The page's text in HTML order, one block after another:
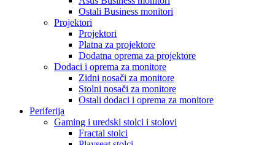
Ostali Business monitori
Projektori
Projektori
Platna za projektore
Dodatna oprema za projektore
Dodaci i oprema za monitore
Zidni nosači za monitore
Stolni nosači za monitore
Ostali dodaci i oprema za monitore
Periferija
Gaming i uredski stolci i stolovi
Fractal stolci